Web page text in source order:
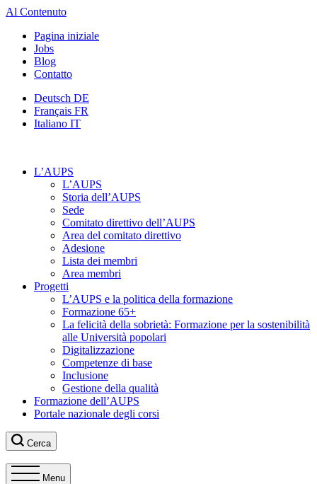
Al Contenuto
Pagina iniziale
Jobs
Blog
Contatto
Deutsch DE
Français FR
Italiano IT
L’AUPS
L’AUPS
Storia dell’AUPS
Sede
Comitato direttivo dell’AUPS
Area del comitato direttivo
Adesione
Lista dei membri
Area membri
Progetti
L’AUPS e la politica della formazione
Formazione 65+
La felicità della sobrietà: Formazione per la sostenibilità
alle Università popolari
Digitalizzazione
Competenze di base
Inclusione
Gestione della qualità
Formazione dell’AUPS
Portale nazionale degli corsi
Cerca
Menu